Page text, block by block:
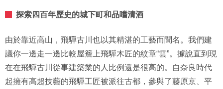
探索四百年歷史的城下町和品嚐清酒
由於靠近高山，飛驒古川也以其精湛的工藝而聞名。我們建
議你一邊走一邊比較屋簷上飛驒木匠的紋章“雲”。據說直到現
在在飛驒古川從事建築業的人比例還是很高的。自奈良時代
起擁有高超技藝的飛驒工匠被派往古都，參與了藤原京、平